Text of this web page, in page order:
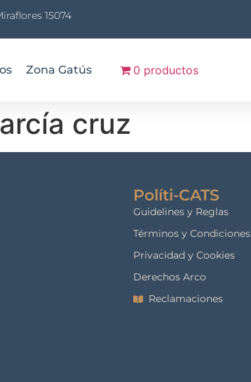
15074
Zona Gatús 0 productos
cruz
Políti-CATS
Guidelines y Reglas
Términos y Condiciones
Privacidad y Cookies
Derechos Arco
Reclamaciones